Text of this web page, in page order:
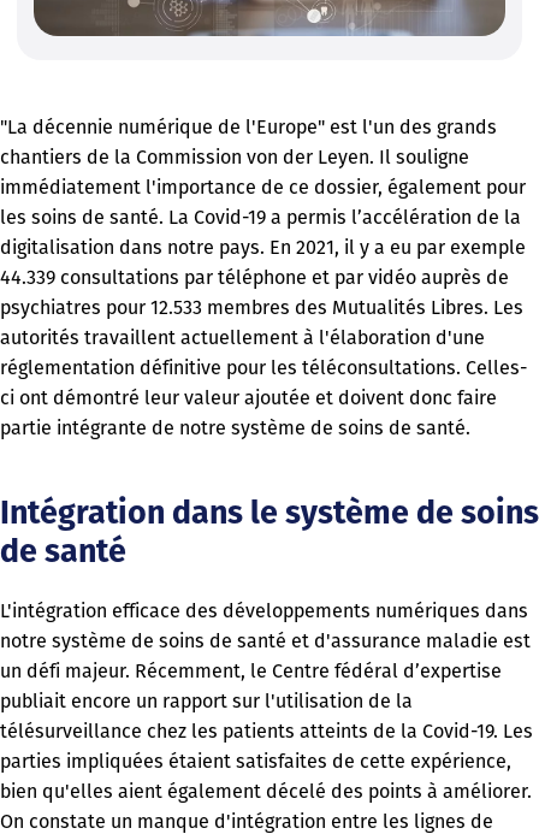
"La décennie numérique de l'Europe" est l'un des grands
chantiers de la Commission von der Leyen. Il souligne
immédiatement l'importance de ce dossier, également pour
les soins de santé. La Covid-19 a permis l’accélération de la
digitalisation dans notre pays. En 2021, il y a eu par exemple
44.339 consultations par téléphone et par vidéo auprès de
psychiatres pour 12.533 membres des Mutualités Libres. Les
autorités travaillent actuellement à l'élaboration d'une
réglementation définitive pour les téléconsultations. Celles-
ci ont démontré leur valeur ajoutée et doivent donc faire
partie intégrante de notre système de soins de santé.
Intégration dans le système de soins
de santé
L'intégration efficace des développements numériques dans
notre système de soins de santé et d'assurance maladie est
un défi majeur. Récemment, le Centre fédéral d’expertise
publiait encore un rapport sur l'utilisation de la
télésurveillance chez les patients atteints de la Covid-19. Les
parties impliquées étaient satisfaites de cette expérience,
bien qu'elles aient également décelé des points à améliorer.
On constate un manque d'intégration entre les lignes de